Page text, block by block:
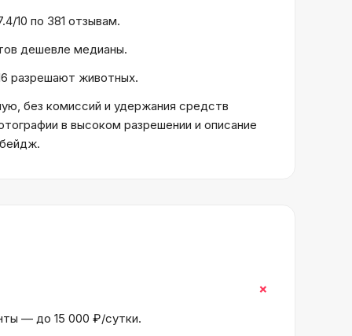
10 по 381 отзывам.
дешевле медианы.
разрешают животных.
без комиссий и удержания средств
в высоком разрешении и описание
+
— до 15 000 ₽/сутки.